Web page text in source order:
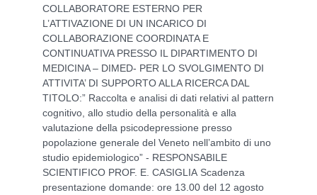
COLLABORATORE ESTERNO PER
L’ATTIVAZIONE DI UN INCARICO DI
COLLABORAZIONE COORDINATA E
CONTINUATIVA PRESSO IL DIPARTIMENTO DI
MEDICINA – DIMED- PER LO SVOLGIMENTO DI
ATTIVITA’ DI SUPPORTO ALLA RICERCA DAL
TITOLO:” Raccolta e analisi di dati relativi al pattern
cognitivo, allo studio della personalità e alla
valutazione della psicodepressione presso
popolazione generale del Veneto nell’ambito di uno
studio epidemiologico” - RESPONSABILE
SCIENTIFICO PROF. E. CASIGLIA Scadenza
presentazione domande: ore 13.00 del 12 agosto